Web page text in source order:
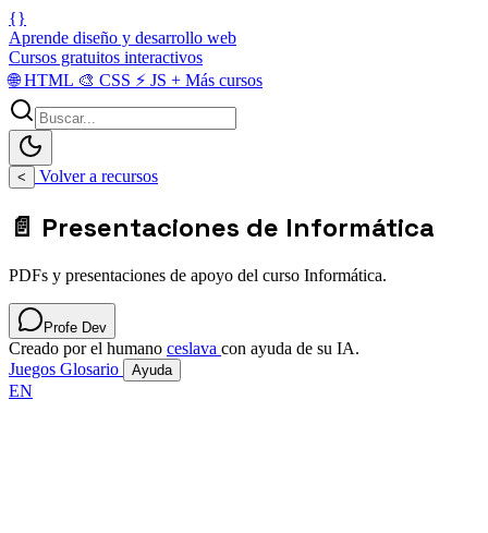
{}
Aprende diseño y desarrollo web
Cursos gratuitos interactivos
🌐HTML 🎨 CSS ⚡ JS + Más cursos
< Volver a recursos
📄 Presentaciones de Informática
PDFs y presentaciones de apoyo del curso Informática.
Profe Dev
Creado por el humano ceslava con ayuda de su IA.
Juegos Glosario Ayuda
EN